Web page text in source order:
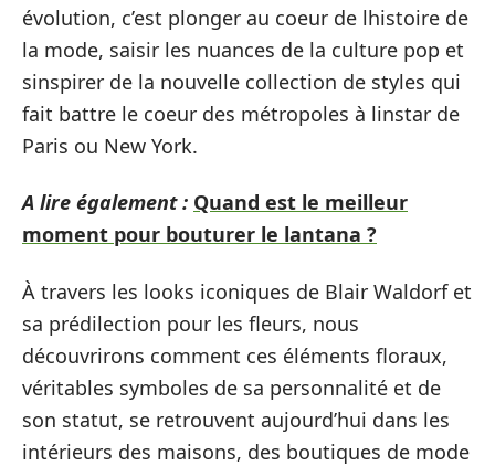
évolution, c’est plonger au coeur de lhistoire de
la mode, saisir les nuances de la culture pop et
sinspirer de la nouvelle collection de styles qui
fait battre le coeur des métropoles à linstar de
Paris ou New York.
A lire également : Quand est le meilleur
moment pour bouturer le lantana ?
À travers les looks iconiques de Blair Waldorf et
sa prédilection pour les fleurs, nous
découvrirons comment ces éléments floraux,
véritables symboles de sa personnalité et de
son statut, se retrouvent aujourd’hui dans les
intérieurs des maisons, des boutiques de mode